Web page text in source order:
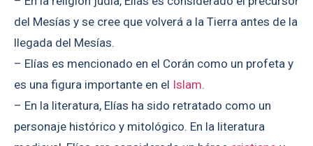
del Mesías y se cree que volverá a la Tierra antes de la
llegada del Mesías.
– Elías es mencionado en el Corán como un profeta y
es una figura importante en el Islam.
– En la literatura, Elías ha sido retratado como un
personaje histórico y mitológico. En la literatura